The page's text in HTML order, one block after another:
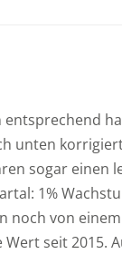
unten
sogar einen
1%
noch von
seit 2015.